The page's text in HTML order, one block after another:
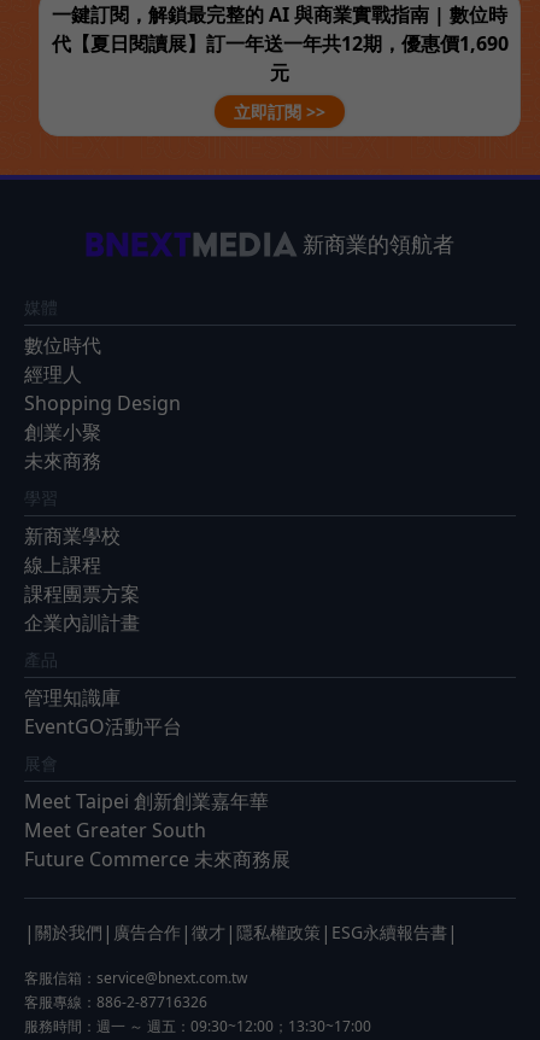
一鍵訂閱，解鎖最完整的 AI 與商業實戰指南 | 數位時
代【夏日閱讀展】訂一年送一年共12期，優惠價1,690
元
立即訂閱 >>
新商業的領航者
媒體
數位時代
經理人
Shopping Design
創業小聚
未來商務
學習
新商業學校
線上課程
課程團票方案
企業內訓計畫
產品
管理知識庫
EventGO活動平台
展會
Meet Taipei 創新創業嘉年華
Meet Greater South
Future Commerce 未來商務展
| 關於我們 | 廣告合作 | 徵才 | 隱私權政策 | ESG永續報告書 |
客服信箱： service@bnext.com.tw
客服專線：886-2-87716326
服務時間：週一 ～ 週五：09:30~12:00；13:30~17:00